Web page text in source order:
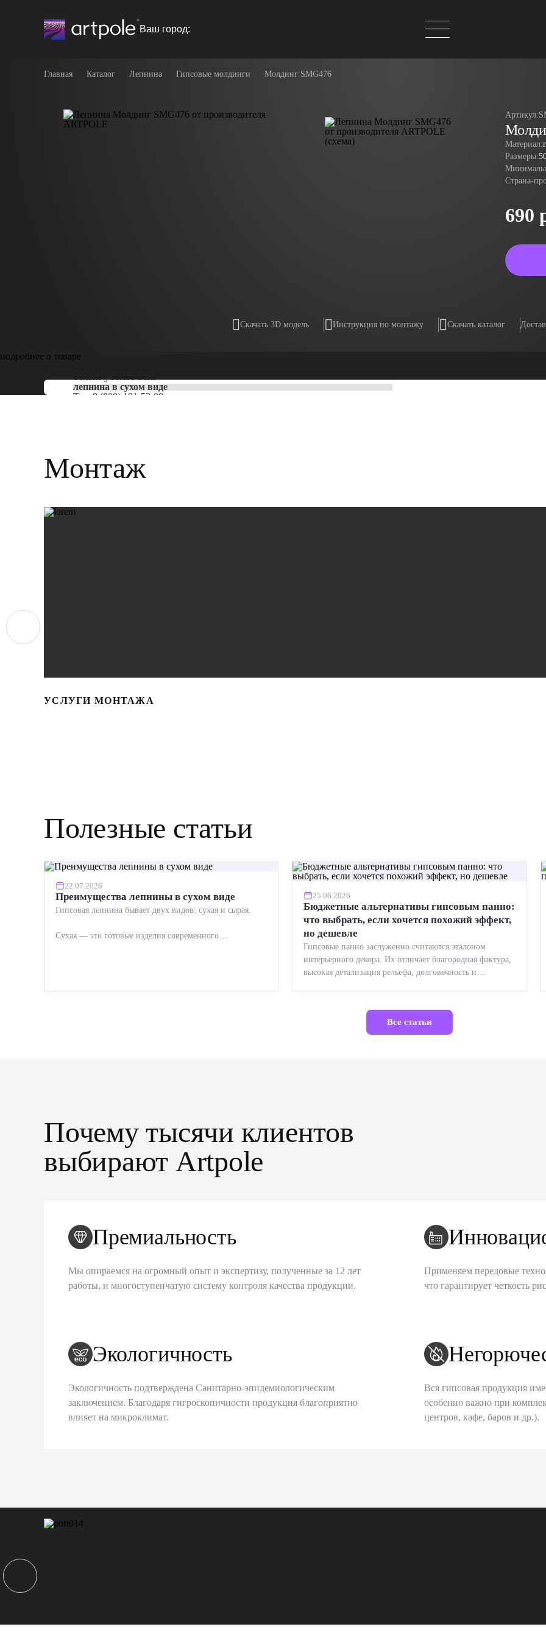
Ваш город:
Главная Каталог Лепнина Гипсовые молдинги Молдинг SMG476
Артикул:
Материал:
Размеры:
Страна-
690
Скачать 3D модель Инструкция по монтажу Скачать каталог
подробнее о товаре
Только уARTPOLE
лепнина в сухом виде
Тел: 8 (800) 101-53-00
Монтаж
УСЛУГИ МОНТАЖА
Полезные статьи
22.07.2026
Преимущества лепнины в сухом виде
Гипсовая лепнина бывает двух видов: сухая и сырая.
Сухая — это готовые изделия современного
25.06.2026
Бюджетные альтернативы гипсовым панно:
что выбрать, если хочется похожий эффект,
но дешевле
Гипсовые панно заслуженно считаются эталоном
интерьерного декора. Их отличает благородная фактура,
высокая детализация рельефа, долговечность и
Все статьи
Почему тысячи клиентов
выбирают Artpole
Премиальность
Мы опираемся на огромный опыт и экспертизу, полученные за 12 лет
работы, и многоступенчатую систему контроля качества продукции.
Применяем передовые
что гарантирует четкость
Экологичность
Экологичность подтверждена Санитарно-эпидемиологическим
заключением. Благодаря гигроскопичности продукция благоприятно
влияет на микроклимат.
Вся гипсовая продукция
особенно важно при
центров, кафе, баров и др.).